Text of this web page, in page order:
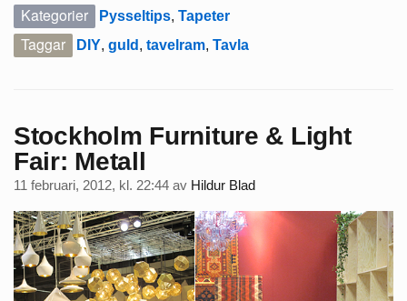
Kategorier Pysseltips, Tapeter
Taggar DIY, guld , tavelram, Tavla
Stockholm Furniture & Light
Fair: Metall
11 februari, 2012, kl. 22:44 av Hildur Blad